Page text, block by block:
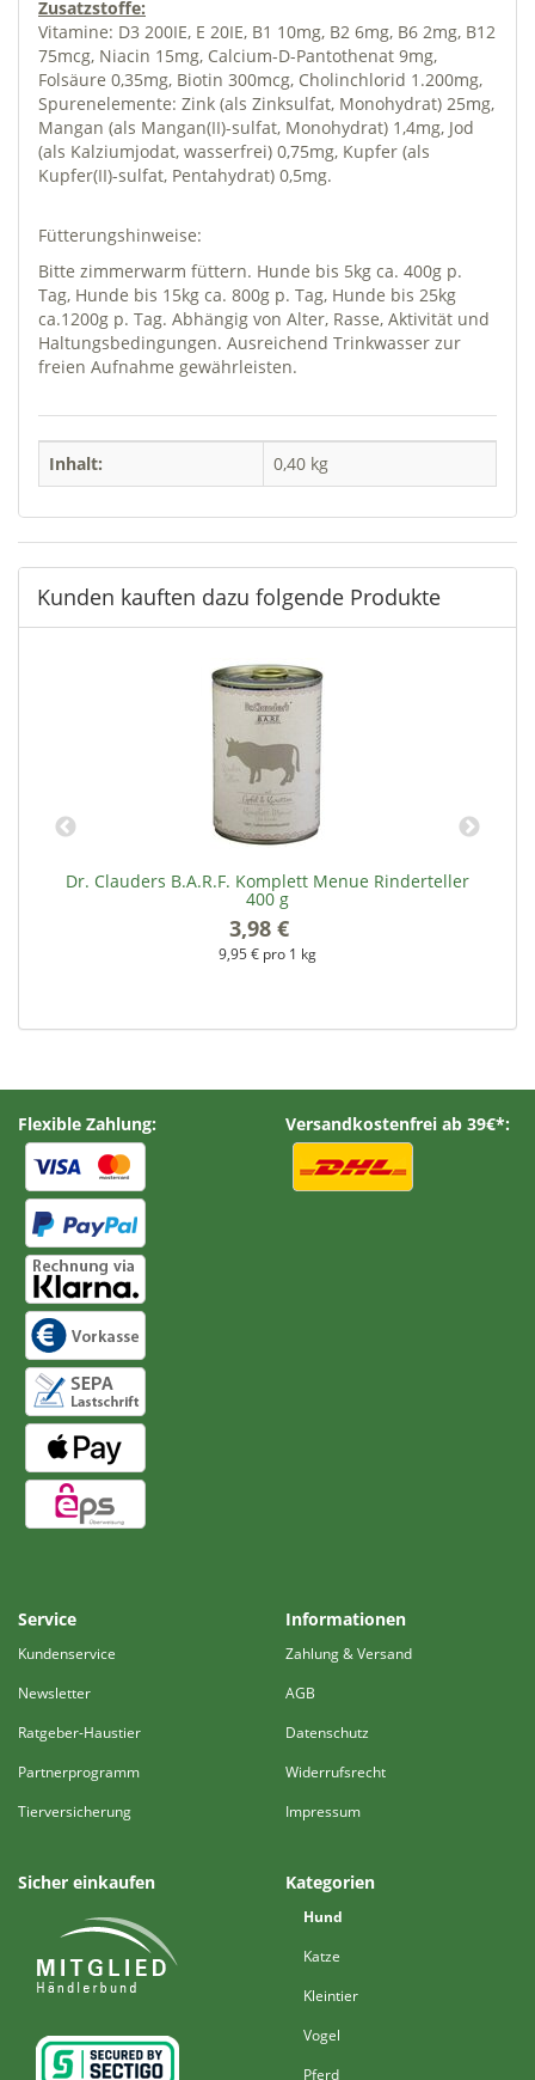
Zusatzstoffe:
Vitamine: D3 200IE, E 20IE, B1 10mg, B2 6mg, B6 2mg, B12
75mcg, Niacin 15mg, Calcium-D-Pantothenat 9mg,
Folsäure 0,35mg, Biotin 300mcg, Cholinchlorid 1.200mg,
Spurenelemente: Zink (als Zinksulfat, Monohydrat) 25mg,
Mangan (als Mangan(II)-sulfat, Monohydrat) 1,4mg, Jod
(als Kalziumjodat, wasserfrei) 0,75mg, Kupfer (als
Kupfer(II)-sulfat, Pentahydrat) 0,5mg.
Fütterungshinweise:
Bitte zimmerwarm füttern. Hunde bis 5kg ca. 400g p.
Tag, Hunde bis 15kg ca. 800g p. Tag, Hunde bis 25kg
ca.1200g p. Tag. Abhängig von Alter, Rasse, Aktivität und
Haltungsbedingungen. Ausreichend Trinkwasser zur
freien Aufnahme gewährleisten.
Inhalt: 0,40 kg
Kunden kauften dazu folgende Produkte
Dr. Clauders B.A.R.F. Komplett Menue Rinderteller
400 g
3,98 €
9,95 € pro 1 kg
Flexible Zahlung: Versandkostenfrei ab 39€*:
Service
Kundenservice
Newsletter
Ratgeber-Haustier
Partnerprogramm
Tierversicherung
Informationen
Zahlung & Versand
AGB
Datenschutz
Widerrufsrecht
Impressum
Sicher einkaufen Kategorien
Hund
Katze
Kleintier
Vogel
Pferd